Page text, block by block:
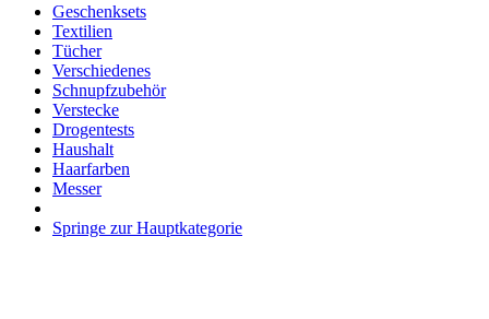
Geschenksets
Textilien
Tücher
Verschiedenes
Schnupfzubehör
Verstecke
Drogentests
Haushalt
Haarfarben
Messer
Springe zur Hauptkategorie